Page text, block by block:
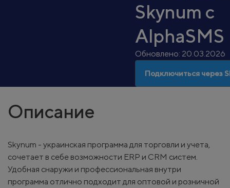
Skynum с
AlphaSMS
Обновлено: 20.03.2026
Подключиться через
Описание
Skynum - украинская программа для торговли и учета,
сочетает в себе возможности ERP и CRM систем.
Удобная снаружи и профессиональная внутри
программа отлично подходит для оптовой и розничной